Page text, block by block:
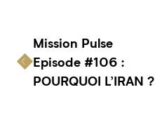
Mission Pulse
Episode #106 :
POURQUOI L’IRAN ?